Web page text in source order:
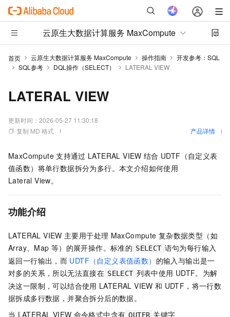
云原生大数据计算服务 MaxCompute
首页 云原生大数据计算服务 MaxCompute 操作指南
开发参考：SQL
SQL参考
DQL操作（SELECT） LATERAL VIEW
LATERAL VIEW
更新时间： 2026-05-27 11:30:18
复制 MD 格式
产品详情
MaxCompute 支持通过 LATERAL VIEW 结合 UDTF（自定义表
值函数）将单行数据拆分为多行。本文介绍如何使用
Lateral View。
功能介绍
LATERAL VIEW 主要用于处理 MaxCompute 复杂数据类型（如
Array、Map 等）的展开操作。标准的 SELECT 语句为每行输入
返回一行输出，而 UDTF（自定义表值函数） 的输入与输出是一
对多的关系，所以无法直接在 SELECT 列表中使用 UDTF。为解
决这一限制，可以结合使用 LATERAL VIEW 和 UDTF，将一行数
据拆成多行数据，并聚合拆分后的数据。
当 LATERAL VIEW 命令格式中含有 OUTER 关键字